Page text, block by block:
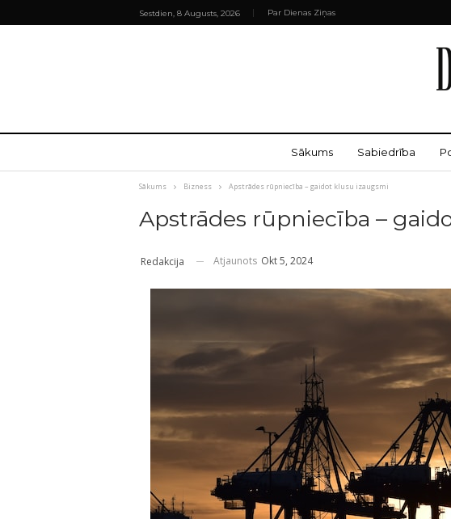
Sestdien, 8 Augusts, 2026 Par Dienas Ziņas
Sākums Sabiedrība
Sākums Bizness Apstrādes rūpniecība – gaidot klusu izaugsmi
Apstrādes rūpniecība –
Redakcija Atjaunots Okt 5, 2024